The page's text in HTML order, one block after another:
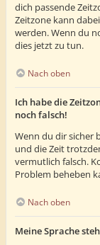
dich passende
Zeitzone kann
werden. Wenn du
dies jetzt zu tun.
Nach oben
Ich habe die
noch falsch!
Wenn du dir sicher
und die Zeit
vermutlich falsch.
Problem beheben
Nach oben
Meine Sprache